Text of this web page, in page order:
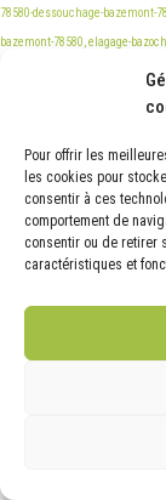
Pour offrir les
les cookies pour
consentir à ces
comportement de
consentir ou de retirer
caractéristiques et